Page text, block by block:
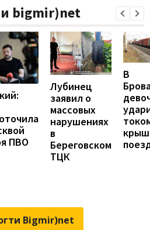
bigmir)net
ПВО
Лубинец
заявил о
массовых
нарушениях
в
Береговском
ТЦК
В
Bigmir)net